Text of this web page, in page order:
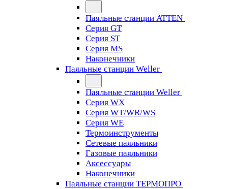
Паяльные станции ATTEN
Серия GT
Серия ST
Серия MS
Наконечники
Паяльные станции Weller
Паяльные станции Weller
Серия WX
Серия WT/WR/WS
Серия WE
Термоинструменты
Сетевые паяльники
Газовые паяльники
Аксессуары
Наконечники
Паяльные станции ТЕРМОПРО